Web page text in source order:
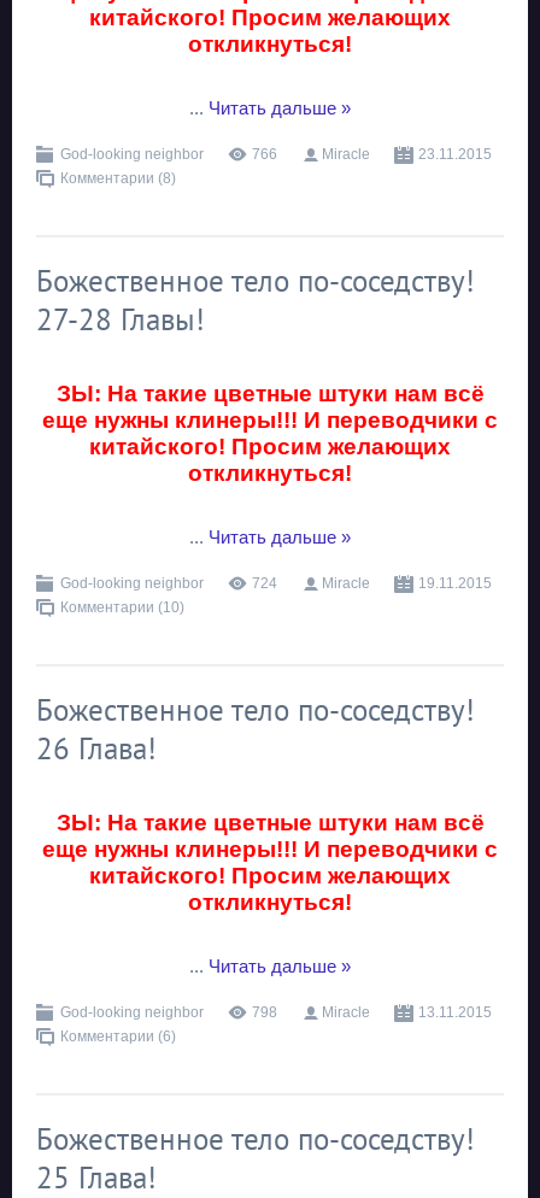
китайского! Просим желающих
откликнуться!
... Читать дальше »
God-looking neighbor 766 Miracle
23.11.2015
Комментарии (8)
Божественное тело по-соседству!
27-28 Главы!
ЗЫ: На такие цветные штуки нам всё
еще нужны клинеры!!! И переводчики с
китайского! Просим желающих
откликнуться!
... Читать дальше »
God-looking neighbor 724 Miracle
19.11.2015
Комментарии (10)
Божественное тело по-соседству!
26 Глава!
ЗЫ: На такие цветные штуки нам всё
еще нужны клинеры!!! И переводчики с
китайского! Просим желающих
откликнуться!
... Читать дальше »
God-looking neighbor 798 Miracle
13.11.2015
Комментарии (6)
Божественное тело по-соседству!
25 Глава!